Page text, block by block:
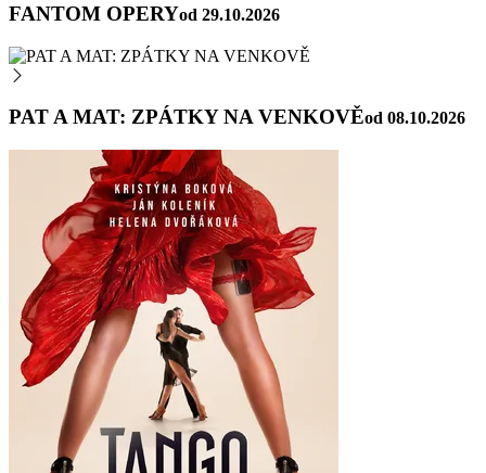
FANTOM OPERYod 29.10.2026
PAT A MAT: ZPÁTKY NA VENKOVĚod 08.10.2026